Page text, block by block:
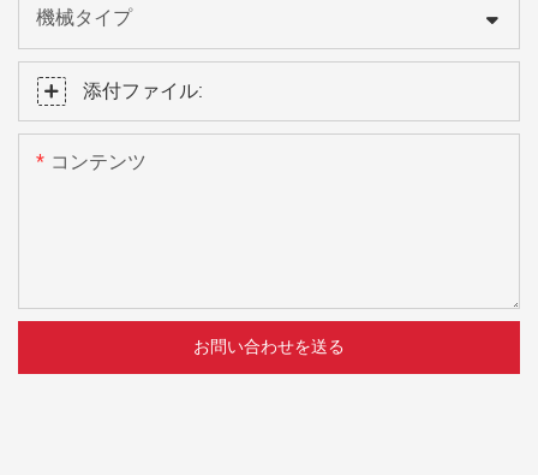
機械タイプ
添付ファイル:
コンテンツ
お問い合わせを送る